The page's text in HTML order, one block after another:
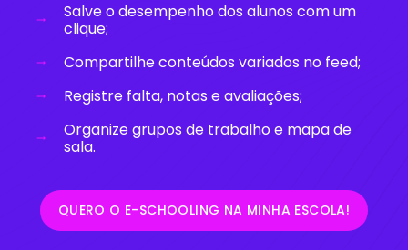
Salve o desempenho dos alunos com um
clique;
Compartilhe conteúdos variados no feed;
Registre falta, notas e avaliações;
Organize grupos de trabalho e mapa de
sala.
QUERO O E-SCHOOLING NA MINHA ESCOLA!